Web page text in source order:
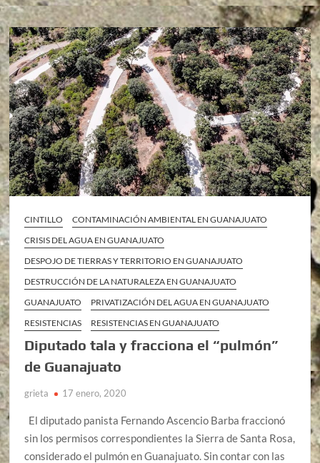
CINTILLO
CONTAMINACIÓN AMBIENTAL EN GUANAJUATO
CRISIS DEL AGUA EN GUANAJUATO
DESPOJO DE TIERRAS Y TERRITORIO EN GUANAJUATO
DESTRUCCIÓN DE LA NATURALEZA EN GUANAJUATO
GUANAJUATO
PRIVATIZACIÓN DEL AGUA EN GUANAJUATO
RESISTENCIAS
RESISTENCIAS EN GUANAJUATO
Diputado tala y fracciona el “pulmón”
de Guanajuato
grieta 17 enero, 2020
El diputado panista Fernando Ascencio Barba fraccionó
sin los permisos correspondientes la Sierra de Santa Rosa,
considerado el pulmón en Guanajuato. Sin contar con las